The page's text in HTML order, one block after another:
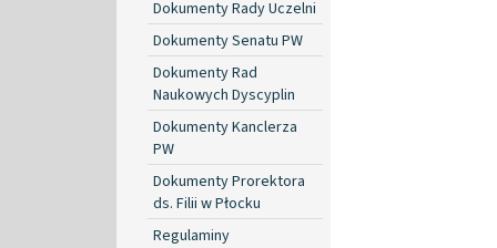
Dokumenty Rady Uczelni
Dokumenty Senatu PW
Dokumenty Rad
Naukowych Dyscyplin
Dokumenty Kanclerza
PW
Dokumenty Prorektora
ds. Filii w Płocku
Regulaminy